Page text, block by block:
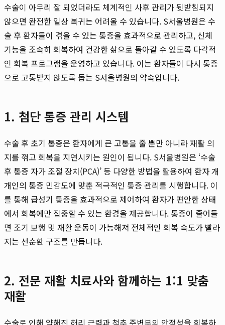
수술이 아무리 잘 되었더라도 체계적인 사후 관리가 뒷받침되지
않으면 완전한 일상 복귀는 어려울 수 있습니다. S서울병원은 수
술 후 환자들이 겪을 수 있는 통증을 효과적으로 관리하고, 신체
기능을 조속히 회복하여 건강한 삶으로 돌아갈 수 있도록 다각적
인 회복 프로그램을 운영하고 있습니다. 이는 환자들이 다시 통증
으로 고통받지 않도록 돕는 S서울병원의 약속입니다.
1. 첨단 통증 관리 시스템
수술 후 초기 통증은 환자에게 큰 고통을 줄 뿐만 아니라 재활 의
지를 꺾고 회복을 지연시키는 원인이 됩니다. S서울병원은 ‘수술
후 통증 자가 조절 장치(PCA)’ 등 다양한 방법을 활용하여 환자 개
개인의 통증 민감도에 맞춘 적극적인 통증 관리를 시행합니다. 이
를 통해 급성기 통증을 효과적으로 제어하여 환자가 편안한 상태
에서 회복에만 집중할 수 있는 환경을 제공합니다. 통증이 줄어들
면 조기 보행 및 재활 운동이 가능해져 전체적인 회복 속도가 빨라
지는 선순환 구조를 만듭니다.
2. 전문 재활 치료사와 함께하는 1:1 맞춤
재활
수술로 인해 약해진 허리 근력과 척추 주변부의 안정성을 회복하